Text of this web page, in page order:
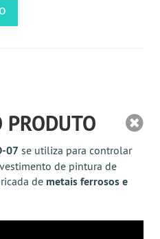
PRODUTO
07 se utiliza para controlar
de pintura de
de metais ferrosos e